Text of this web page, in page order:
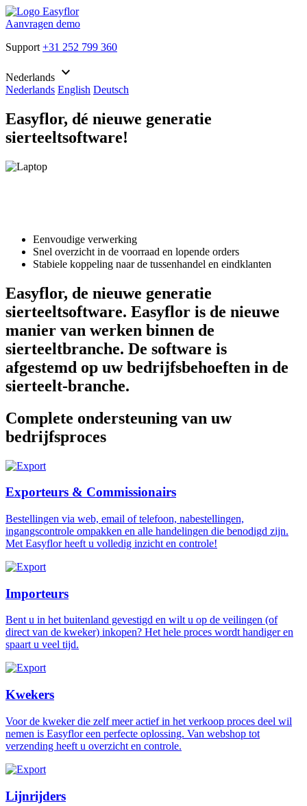
Aanvragen demo
Support +31 252 799 360
Nederlands keyboard_arrow_down
Nederlands English Deutsch
Easyflor, dé nieuwe generatie
sierteeltsoftware!
Eenvoudige verwerking
Snel overzicht in de voorraad en lopende orders
Stabiele koppeling naar de tussenhandel en eindklanten
Easyflor, de nieuwe generatie
sierteeltsoftware. Easyflor is de nieuwe
manier van werken binnen de
sierteeltbranche. De software is
afgestemd op uw bedrijfsbehoeften in de
sierteelt-branche.
Complete ondersteuning van uw
bedrijfsproces
Exporteurs & Commissionairs
Bestellingen via web, email of telefoon, nabestellingen,
ingangscontrole ompakken en alle handelingen die benodigd zijn.
Met Easyflor heeft u volledig inzicht en controle!
Importeurs
Bent u in het buitenland gevestigd en wilt u op de veilingen (of
direct van de kweker) inkopen? Het hele proces wordt handiger en
spaart u veel tijd.
Kwekers
Voor de kweker die zelf meer actief in het verkoop proces deel wil
nemen is Easyflor een perfecte oplossing. Van webshop tot
verzending heeft u overzicht en controle.
Lijnrijders